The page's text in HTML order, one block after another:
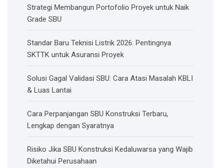
Strategi Membangun Portofolio Proyek untuk Naik
Grade SBU
Standar Baru Teknisi Listrik 2026: Pentingnya
SKTTK untuk Asuransi Proyek
Solusi Gagal Validasi SBU: Cara Atasi Masalah KBLI
& Luas Lantai
Cara Perpanjangan SBU Konstruksi Terbaru,
Lengkap dengan Syaratnya
Risiko Jika SBU Konstruksi Kedaluwarsa yang Wajib
Diketahui Perusahaan